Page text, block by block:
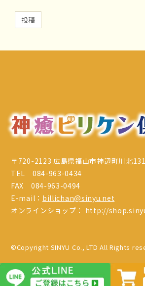
〒720-2123 広島県福山市神辺町川北
TEL 084-963-0434
FAX 084-963-0494
E-mail： billichan@sinyu.net
オンラインショップ： http://
©Copyright SINYU Co., LTD All Rights